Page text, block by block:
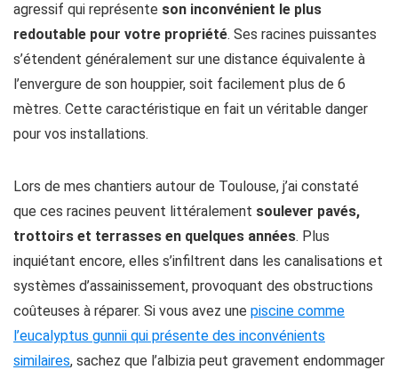
agressif qui représente son inconvénient le plus
redoutable pour votre propriété. Ses racines puissantes
s’étendent généralement sur une distance équivalente à
l’envergure de son houppier, soit facilement plus de 6
mètres. Cette caractéristique en fait un véritable danger
pour vos installations.
Lors de mes chantiers autour de Toulouse, j’ai constaté
que ces racines peuvent littéralement soulever pavés,
trottoirs et terrasses en quelques années. Plus
inquiétant encore, elles s’infiltrent dans les canalisations et
systèmes d’assainissement, provoquant des obstructions
coûteuses à réparer. Si vous avez une piscine comme
l’eucalyptus gunnii qui présente des inconvénients
similaires, sachez que l’albizia peut gravement endommager